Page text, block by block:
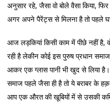
अनुसार रहे, जैसा वो बोले वैसा किया,
अगर अपने पैरेंट्स से मिलना है तो पहले
आज लड़कियां किसी काम में पीछे नहीं
रही है लेकीन कोई इस पुरुष प्रधान
आकर एक ग्लास पानी भी खुद से लिया
समाज पहले जैसा ही है तो ये बराबर के
आप एक औरत की खूबियों में से उसकी